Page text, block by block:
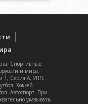
Спортивные
и мира.
1, Серия А, УПЛ,
Хоккей.
Автоспорт. При
указывать